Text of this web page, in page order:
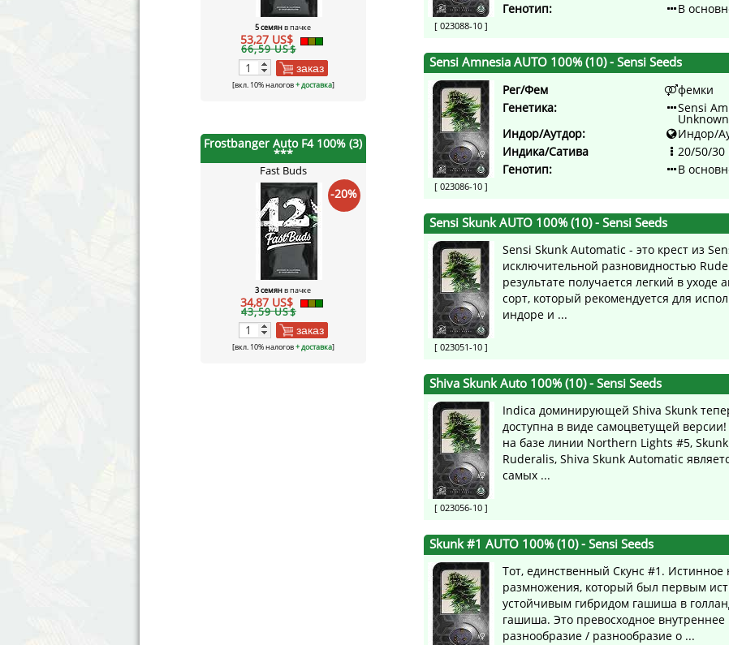
5 семянв пачке
53,27 US$
66,59 US$
заказ
[вкл. 10% налогов+ доставка]
Frostbanger Auto F4 100% (3)
***
Fast Buds
-20%
3 семянв пачке
34,87 US$
43,59 US$
заказ
[вкл. 10% налогов+ доставка]
[ 023088-10 ]
Генотип:
В
Sensi Amnesia AUTO 100% (10)- Sensi Seeds
[ 023086-10 ]
Рег/Фем
фемки
Генетика:
Sensi
Индор/Аутдор:
Индор/
Индика/Сатива
20/50/30
Генотип:
В
Sensi Skunk AUTO 100% (10)- Sensi Seeds
[ 023051-10 ]
Sensi Skunk Automatic - это крест из
исключительной разновидностью
результате получается легкий в уходе
сорт, который рекомендуется для
индоре и ...
Shiva Skunk Auto 100% (10)- Sensi Seeds
[ 023056-10 ]
Indica доминирующей Shiva Skunk
доступна в виде самоцветущей
на базе линии Northern Lights #5,
Ruderalis, Shiva Skunk Automatic
самых ...
Skunk #1 AUTO 100% (10)- Sensi Seeds
Тот, единственный Скунс #1.
размножения, который был первым
устойчивым гибридом гашиша в
гашиша. Это превосходное внутреннее
разнообразие / разнообразие о ...